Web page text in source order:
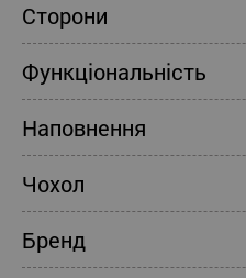
Сторони
Функціональність
Наповнення
Чохол
Бренд